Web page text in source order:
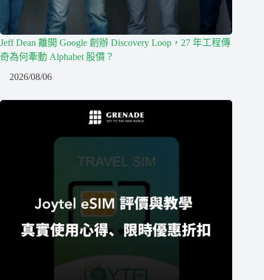
Jeff Dean 離開 Google 創辦 Discovery Loop，27 年工程傳
奇為何牽動 Alphabet 股價？
2026/08/06